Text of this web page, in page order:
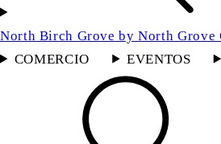
North Birch Grove by North Grove
COMERCIO
EVENTOS